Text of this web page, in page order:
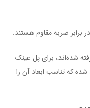
برابر ضربه مقاوم هستند.
در نظر گرفته شده‌اند، برای پل عینک
15 میلی‌متر لحاظ شده که تناسب ابعاد آن را